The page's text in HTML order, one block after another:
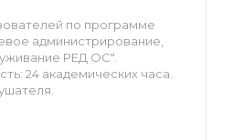
по программе
администрирование,
РЕД ОС".
24 академических часа.